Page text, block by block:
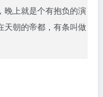
晚上就是个有抱负的演
天朝的帝都，有条叫做